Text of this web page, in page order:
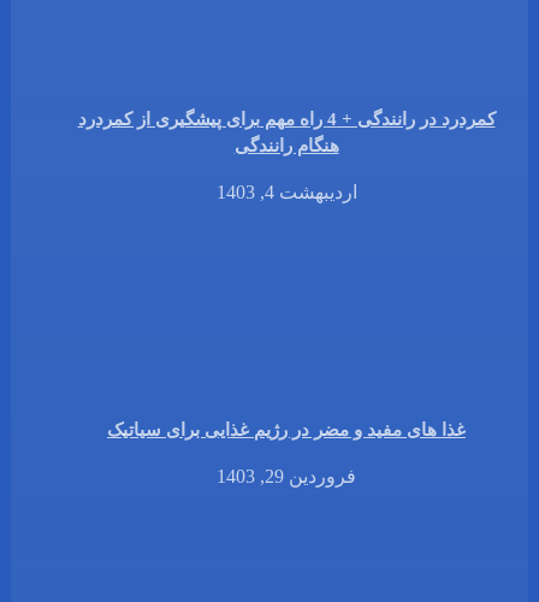
کمردرد در رانندگی + 4 راه مهم برای پیشگیری از کمردرد
هنگام رانندگی
اردیبهشت 4, 1403
غذا های مفید و مضر در رژیم غذایی برای سیاتیک
فروردین 29, 1403